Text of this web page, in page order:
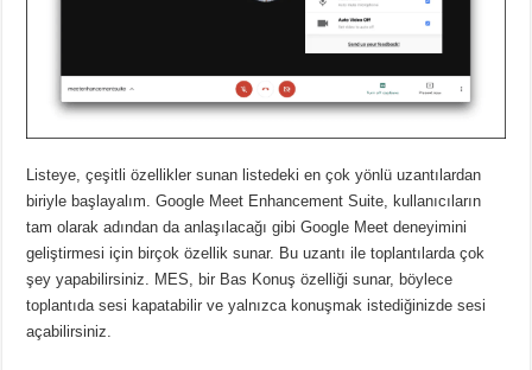
Listeye, çeşitli özellikler sunan listedeki en çok yönlü uzantılardan
biriyle başlayalım.Google Meet Enhancement Suite, kullanıcıların
tam olarak adından da anlaşılacağı gibi Google Meet deneyimini
geliştirmesi için birçok özellik sunar. Bu uzantı ile toplantılarda çok
şey yapabilirsiniz. MES, bir Bas Konuş özelliği sunar, böylece
toplantıda sesi kapatabilir ve yalnızca konuşmak istediğinizde sesi
açabilirsiniz.